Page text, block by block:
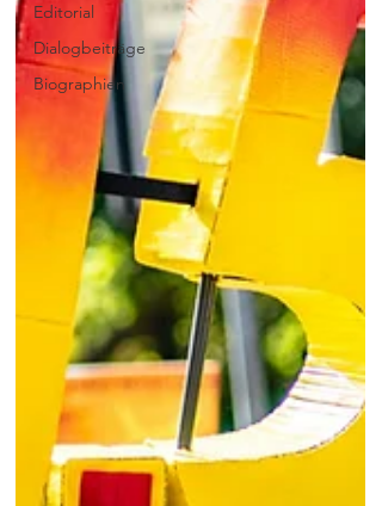
Editorial
Dialogbeiträge
Biographien